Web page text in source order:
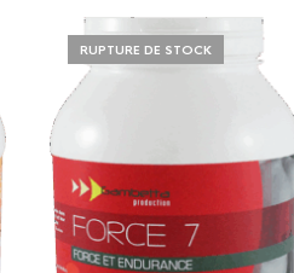
RUPTURE DE STOCK